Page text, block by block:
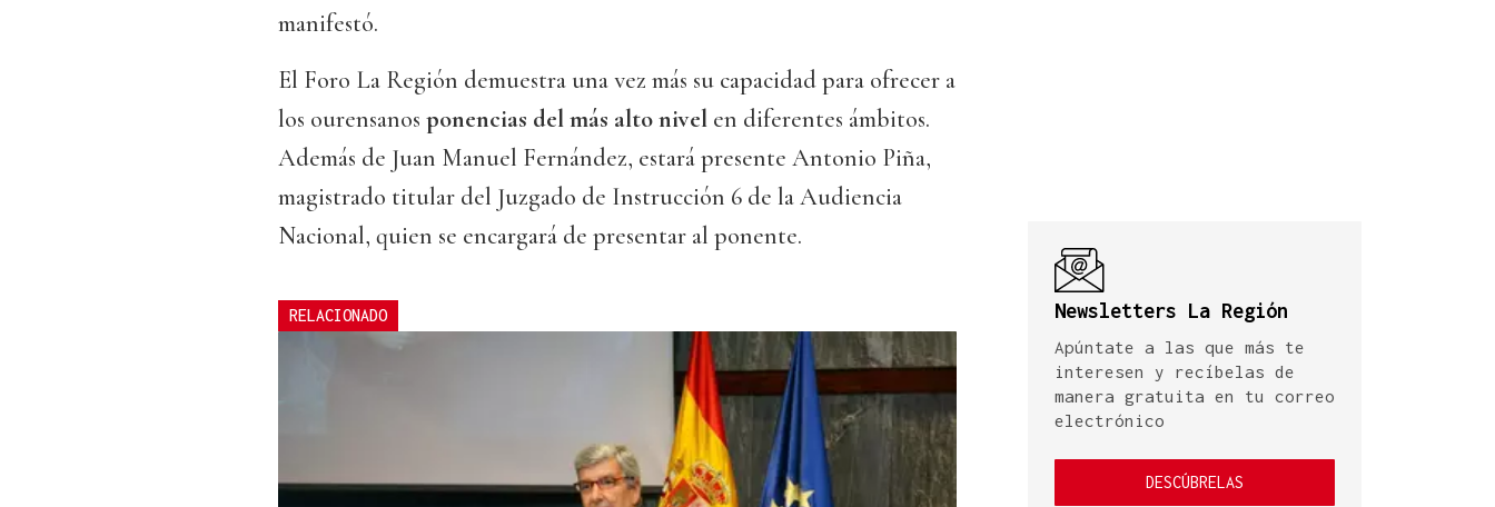
manifestó.
El Foro La Región demuestra una vez más su capacidad para ofrecer a
los ourensanos ponencias del más alto nivel en diferentes ámbitos.
Además de Juan Manuel Fernández, estará presente Antonio Piña,
magistrado titular del Juzgado de Instrucción 6 de la Audiencia
Nacional, quien se encargará de presentar al ponente.
RELACIONADO Newsletters La Región
Apúntate a las que más te
interesen y recíbelas de
manera gratuita en tu correo
electrónico
DESCÚBRELAS